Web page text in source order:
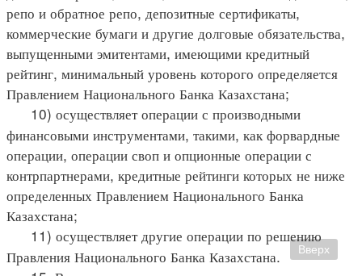
репо и обратное репо, депозитные сертификаты,
коммерческие бумаги и другие долговые обязательства,
выпущенными эмитентами, имеющими кредитный
рейтинг, минимальный уровень которого определяется
Правлением Национального Банка Казахстана;
10) осуществляет операции с производными
финансовыми инструментами, такими, как форвардные
операции, операции своп и опционные операции с
контрпартнерами, кредитные рейтинги которых не ниже
определенных Правлением Национального Банка
Казахстана;
11) осуществляет другие операции по решению
Правления Национального Банка Казахстана.
Вверх